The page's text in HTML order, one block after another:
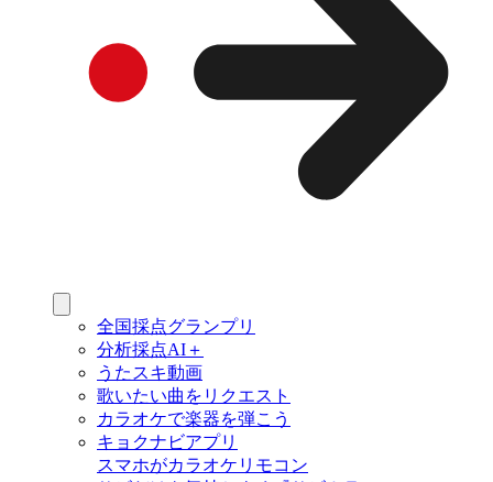
全国採点グランプリ
分析採点AI＋
うたスキ動画
歌いたい曲をリクエスト
カラオケで楽器を弾こう
キョクナビアプリ
スマホがカラオケリモコン